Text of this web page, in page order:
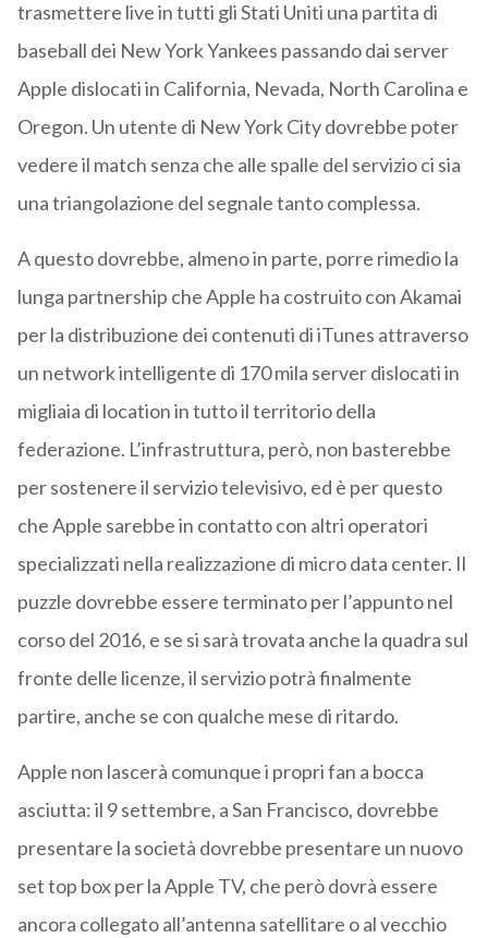
trasmettere live in tutti gli Stati Uniti una partita di
baseball dei New York Yankees passando dai server
Apple dislocati in California, Nevada, North Carolina e
Oregon. Un utente di New York City dovrebbe poter
vedere il match senza che alle spalle del servizio ci sia
una triangolazione del segnale tanto complessa.
A questo dovrebbe, almeno in parte, porre rimedio la
lunga partnership che Apple ha costruito con Akamai
per la distribuzione dei contenuti di iTunes attraverso
un network intelligente di 170 mila server dislocati in
migliaia di location in tutto il territorio della
federazione. L’infrastruttura, però, non basterebbe
per sostenere il servizio televisivo, ed è per questo
che Apple sarebbe in contatto con altri operatori
specializzati nella realizzazione di micro data center. Il
puzzle dovrebbe essere terminato per l’appunto nel
corso del 2016, e se si sarà trovata anche la quadra sul
fronte delle licenze, il servizio potrà finalmente
partire, anche se con qualche mese di ritardo.
Apple non lascerà comunque i propri fan a bocca
asciutta: il 9 settembre, a San Francisco, dovrebbe
presentare la società dovrebbe presentare un nuovo
set top box per la Apple TV, che però dovrà essere
ancora collegato all’antenna satellitare o al vecchio